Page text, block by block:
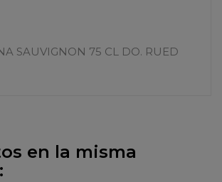
SAUVIGNON 75 CL DO. RUED
en la misma